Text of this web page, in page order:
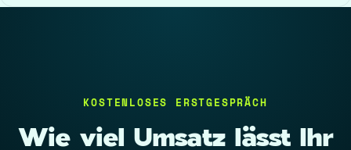
KOSTENLOSES ERSTGESPRÄCH
Wie viel Umsatz lässt Ihr